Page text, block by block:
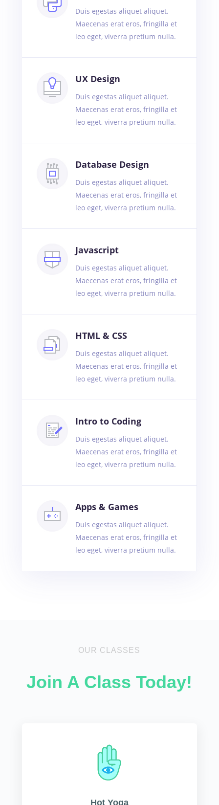
Duis egestas aliquet aliquet.
Maecenas erat eros, fringilla et
leo eget, viverra pretium nulla.
UX Design
Duis egestas aliquet aliquet.
Maecenas erat eros, fringilla et
leo eget, viverra pretium nulla.
Database Design
Duis egestas aliquet aliquet.
Maecenas erat eros, fringilla et
leo eget, viverra pretium nulla.
Javascript
Duis egestas aliquet aliquet.
Maecenas erat eros, fringilla et
leo eget, viverra pretium nulla.
HTML & CSS
Duis egestas aliquet aliquet.
Maecenas erat eros, fringilla et
leo eget, viverra pretium nulla.
Intro to Coding
Duis egestas aliquet aliquet.
Maecenas erat eros, fringilla et
leo eget, viverra pretium nulla.
Apps & Games
Duis egestas aliquet aliquet.
Maecenas erat eros, fringilla et
leo eget, viverra pretium nulla.
OUR CLASSES
Join A Class Today!
Hot Yoga